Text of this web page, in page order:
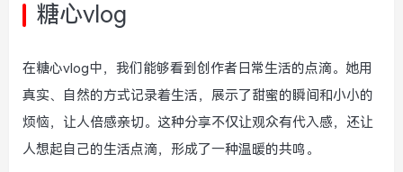
糖心vlog
在糖心vlog中，我们能够看到创作者日常生活的点滴。她用
真实、自然的方式记录着生活，展示了甜蜜的瞬间和小小的
烦恼，让人倍感亲切。这种分享不仅让观众有代入感，还让
人想起自己的生活点滴，形成了一种温暖的共鸣。